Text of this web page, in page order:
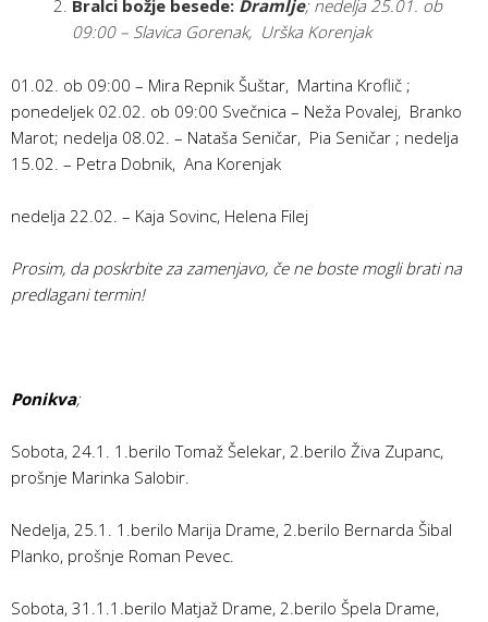
Bralci božje besede: Dramlje; nedelja 25.01. ob
09:00 – Slavica Gorenak, Urška Korenjak
01.02. ob 09:00 – Mira Repnik Šuštar, Martina Kroflič ;
ponedeljek 02.02. ob 09:00 Svečnica – Neža Povalej, Branko
Marot; nedelja 08.02. – Nataša Seničar, Pia Seničar ; nedelja
15.02. – Petra Dobnik, Ana Korenjak
nedelja 22.02. – Kaja Sovinc, Helena Filej
Prosim, da poskrbite za zamenjavo, če ne boste mogli brati na
predlagani termin!
Ponikva;
Sobota, 24.1. 1.berilo Tomaž Šelekar, 2.berilo Živa Zupanc,
prošnje Marinka Salobir.
Nedelja, 25.1. 1.berilo Marija Drame, 2.berilo Bernarda Šibal
Planko, prošnje Roman Pevec.
Sobota, 31.1.1.berilo Matjaž Drame, 2.berilo Špela Drame,